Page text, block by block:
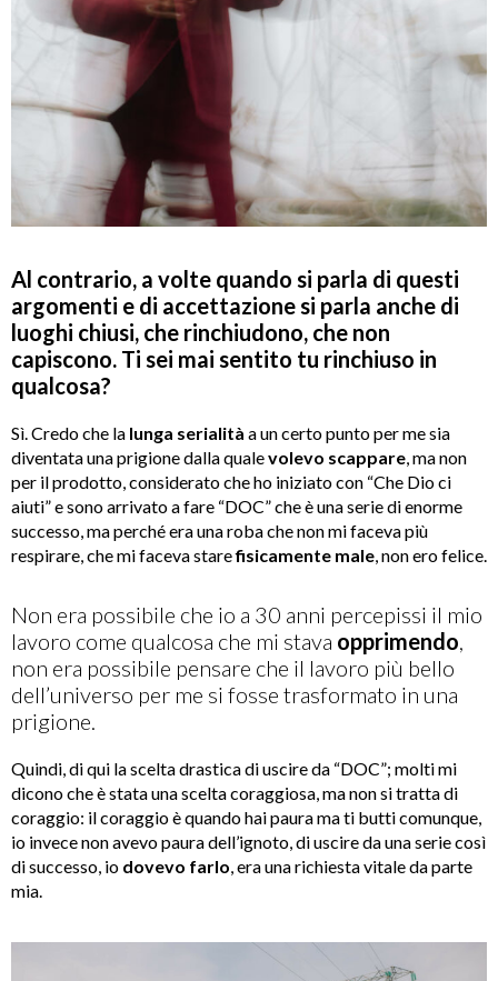
Al contrario, a volte quando si parla di questi
argomenti e di accettazione si parla anche di
luoghi chiusi, che rinchiudono, che non
capiscono. Ti sei mai sentito tu rinchiuso in
qualcosa?
Sì. Credo che la lunga serialità a un certo punto per me sia
diventata una prigione dalla qualevolevo scappare, ma non
per il prodotto, considerato che ho iniziato con “Che Dio ci
aiuti” e sono arrivato a fare “DOC” che è una serie di enorme
successo, ma perché era una roba che non mi faceva più
respirare, che mi faceva starefisicamente male, non ero felice.
Non era possibile che io a 30 anni percepissi il mio
lavoro come qualcosa che mi stava opprimendo,
non era possibile pensare che il lavoro più bello
dell’universo per me si fosse trasformato in una
prigione.
Quindi, di qui la scelta drastica di uscire da “DOC”; molti mi
dicono che è stata una scelta coraggiosa, ma non si tratta di
coraggio: il coraggio è quando hai paura ma ti butti comunque,
io invece non avevo paura dell’ignoto, di uscire da una serie così
di successo, io dovevo farlo, era una richiesta vitale da parte
mia.